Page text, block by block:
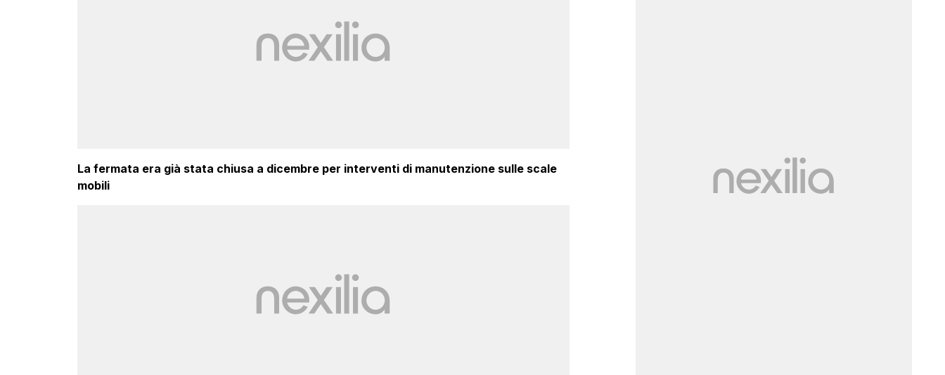
La fermata era già stata chiusa a dicembre per interventi di manutenzione sulle scale
mobili